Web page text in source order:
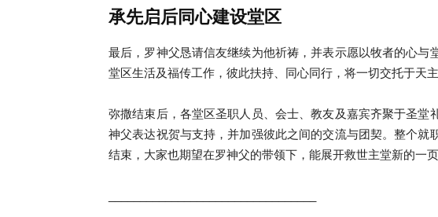
承先启后同心建设堂区
最后，罗神父恳请信友继续为他祈祷，并表示愿以牧者的心与
堂区生活及福传工作，彼此扶持、同心同行，将一切交托于天
弥撒结束后，各堂区圣职人员、会士、教友及嘉宾齐聚于圣堂
神父表达祝贺与支持，并加强彼此之间的交流与团契。整个就
结束，大家也期望在罗神父的带领下，能展开救世主堂新的一页